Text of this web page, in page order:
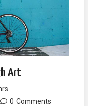
Art
0 Comments